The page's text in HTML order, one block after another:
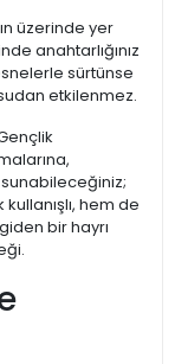
üzerinde yer
anahtarlığınız
sürtünse
etkilenmez.
hem de
bir hayrı